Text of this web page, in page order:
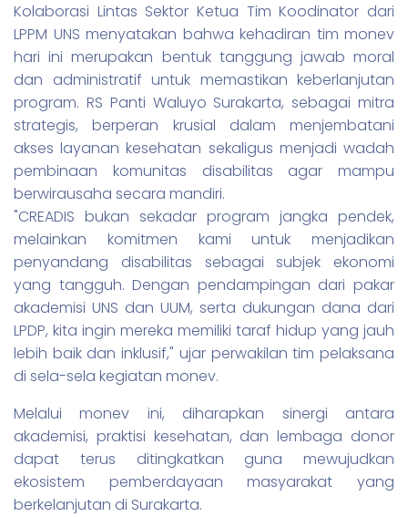
Kolaborasi Lintas Sektor Ketua Tim Koodinator dari
LPPM UNS menyatakan bahwa kehadiran tim monev
hari ini merupakan bentuk tanggung jawab moral
dan administratif untuk memastikan keberlanjutan
program. RS Panti Waluyo Surakarta, sebagai mitra
strategis, berperan krusial dalam menjembatani
akses layanan kesehatan sekaligus menjadi wadah
pembinaan komunitas disabilitas agar mampu
berwirausaha secara mandiri.
"CREADIS bukan sekadar program jangka pendek,
melainkan komitmen kami untuk menjadikan
penyandang disabilitas sebagai subjek ekonomi
yang tangguh. Dengan pendampingan dari pakar
akademisi UNS dan UUM, serta dukungan dana dari
LPDP, kita ingin mereka memiliki taraf hidup yang jauh
lebih baik dan inklusif," ujar perwakilan tim pelaksana
di sela-sela kegiatan monev.
Melalui monev ini, diharapkan sinergi antara
akademisi, praktisi kesehatan, dan lembaga donor
dapat terus ditingkatkan guna mewujudkan
ekosistem pemberdayaan masyarakat yang
berkelanjutan di Surakarta.